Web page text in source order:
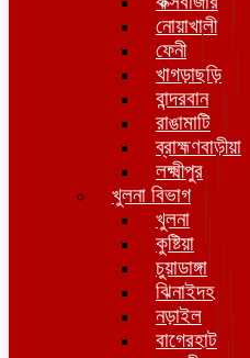
নোয়াখালী
ফেনী
খাগড়াছড়ি
বান্দরবান
রাঙামাটি
ব্রাহ্মণবাড়ীয়া
লক্ষ্মীপুর
খুলনা বিভাগ
খুলনা
কুষ্টিয়া
চুয়াডাঙ্গা
ঝিনাইদহ
নড়াইল
বাগেরহাট